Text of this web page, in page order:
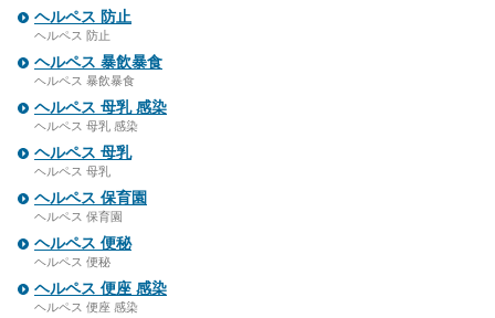
ヘルペス 防止
ヘルペス 防止
ヘルペス 暴飲暴食
ヘルペス 暴飲暴食
ヘルペス 母乳 感染
ヘルペス 母乳 感染
ヘルペス 母乳
ヘルペス 母乳
ヘルペス 保育園
ヘルペス 保育園
ヘルペス 便秘
ヘルペス 便秘
ヘルペス 便座 感染
ヘルペス 便座 感染